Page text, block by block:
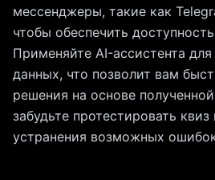
мессенджеры, такие как
чтобы обеспечить
Применяйте AI-ассистента
данных, что позволит вам
решения на основе
забудьте протестировать
устранения возможных